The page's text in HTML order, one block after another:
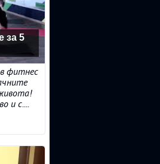
за 5
фитнес
и с....